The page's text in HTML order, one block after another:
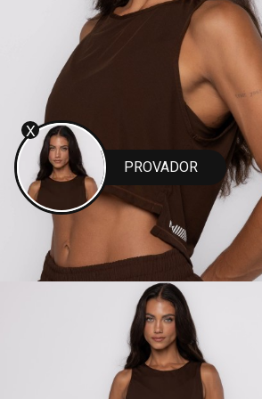
PROVADOR
X